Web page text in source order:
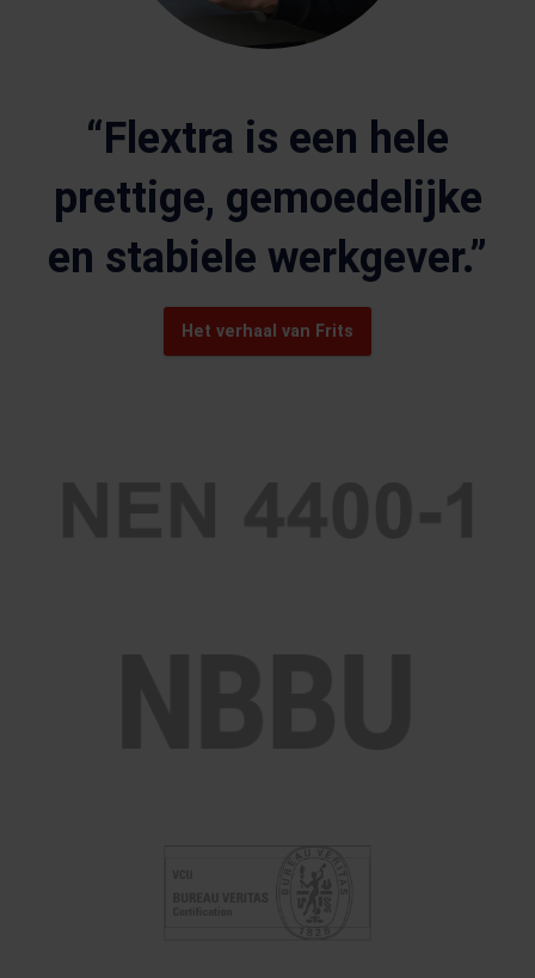
“Flextra is een hele
prettige, gemoedelijke
en stabiele werkgever.”
Het verhaal van Frits